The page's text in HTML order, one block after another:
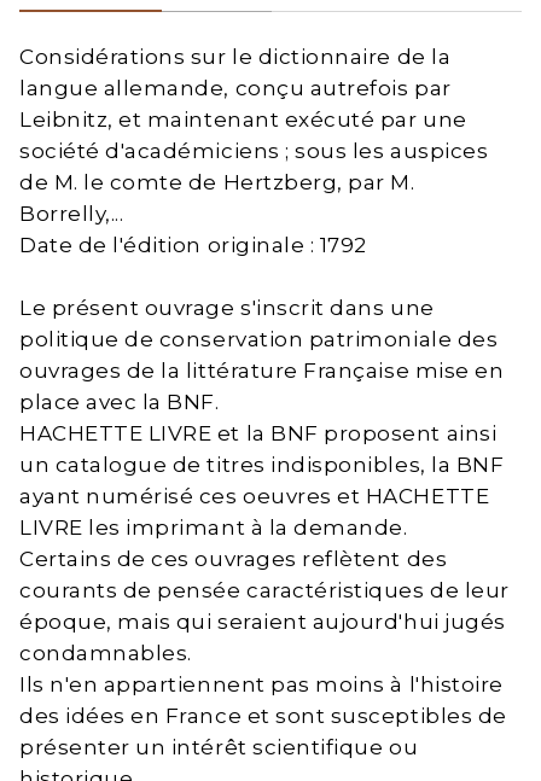
Considérations sur le dictionnaire de la
langue allemande, conçu autrefois par
Leibnitz, et maintenant exécuté par une
société d'académiciens ; sous les auspices
de M. le comte de Hertzberg, par M.
Borrelly,...
Date de l'édition originale : 1792
Le présent ouvrage s'inscrit dans une
politique de conservation patrimoniale des
ouvrages de la littérature Française mise en
place avec la BNF.
HACHETTE LIVRE et la BNF proposent ainsi
un catalogue de titres indisponibles, la BNF
ayant numérisé ces oeuvres et HACHETTE
LIVRE les imprimant à la demande.
Certains de ces ouvrages reflètent des
courants de pensée caractéristiques de leur
époque, mais qui seraient aujourd'hui jugés
condamnables.
Ils n'en appartiennent pas moins à l'histoire
des idées en France et sont susceptibles de
présenter un intérêt scientifique ou